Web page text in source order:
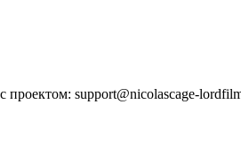
проектом: support@nicolascage-